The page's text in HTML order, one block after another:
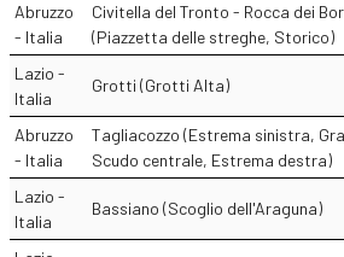
Abruzzo
- Italia
Civitella del Tronto - Rocca dei
(Piazzetta delle streghe, Storico)
Lazio -
Italia
Grotti (Grotti Alta)
Abruzzo
- Italia
Tagliacozzo (Estrema sinistra,
Scudo centrale, Estrema destra)
Lazio -
Italia
Bassiano (Scoglio dell'Araguna)